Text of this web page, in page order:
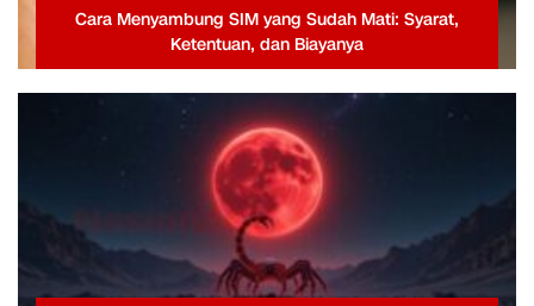
Cara Menyambung SIM yang Sudah Mati: Syarat,
Ketentuan, dan Biayanya